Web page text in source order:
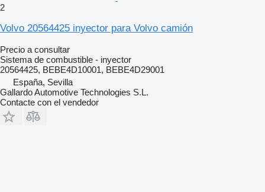
2
Volvo 20564425 inyector para Volvo camión
Precio a consultar
Sistema de combustible - inyector
20564425, BEBE4D10001, BEBE4D29001
España, Sevilla
Gallardo Automotive Technologies S.L.
Contacte con el vendedor